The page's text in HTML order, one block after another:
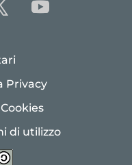
Privacy
di utilizzo